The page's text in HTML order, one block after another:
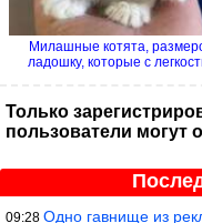
Милашные котята,
ладошку, которые с
Только
пользователи могут
09:28 Одно гавнище из